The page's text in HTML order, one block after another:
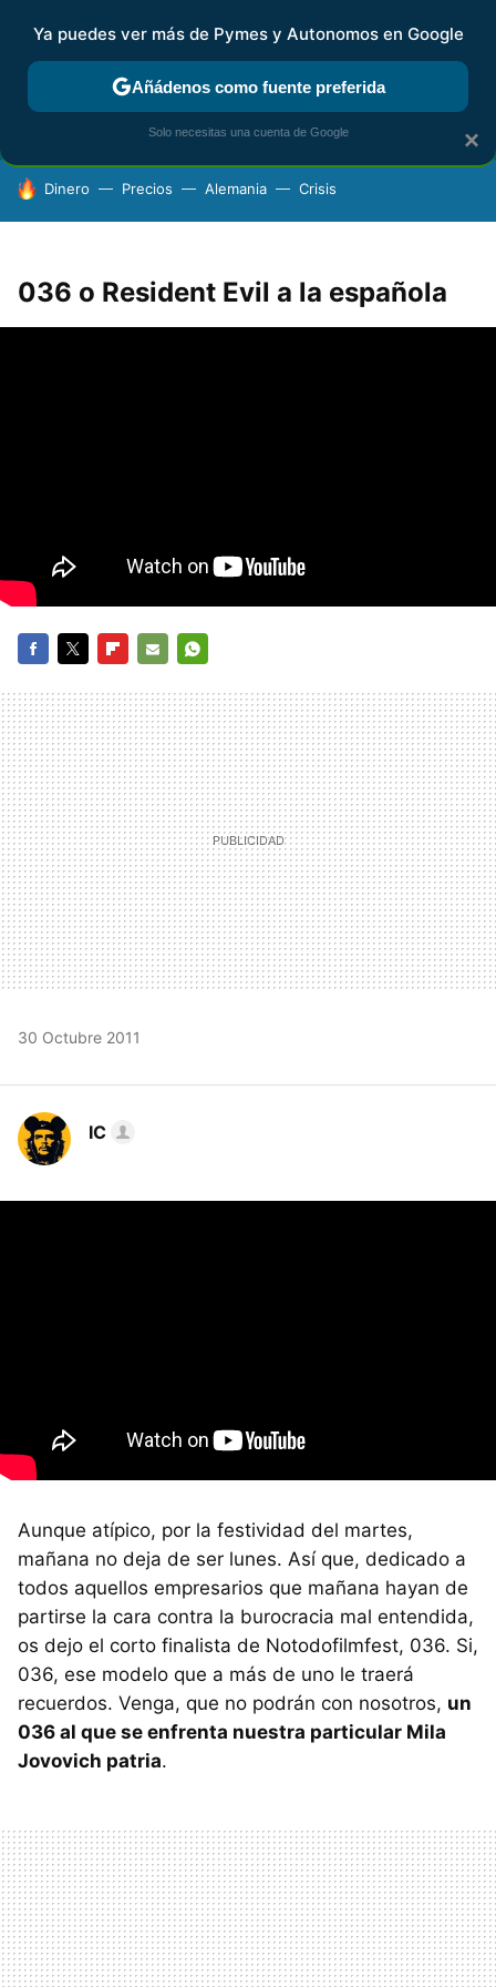
FISCALIDAD Y CONTABILIDAD KIT DIGITAL RENTA
HOY SE HABLA DE
Dinero Precios Alemania Crisis
036 o Resident Evil a la española
MAIL
30 Octubre 2011
IC
Aunque atípico, por la festividad del martes,
mañana no deja de ser lunes. Así que, dedicado a
todos aquellos empresarios que mañana hayan de
partirse la cara contra la burocracia mal entendida,
os dejo el corto finalista de Notodofilmfest, 036. Si,
036, ese modelo que a más de uno le traerá
recuerdos. Venga, que no podrán con nosotros, un
036 al que se enfrenta nuestra particular Mila
Jovovich patria.
×
Ya puedes ver más de Pymes y Autonomos en Google
Añádenos como fuente preferida
Solo necesitas una cuenta de Google